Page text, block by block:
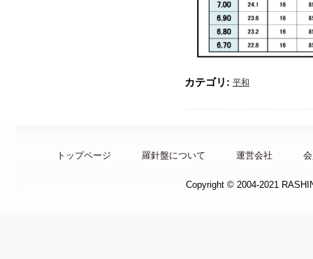
カテゴリ: 平和
トップページ 羅針盤について 運営会社
Copyright © 2004-2021